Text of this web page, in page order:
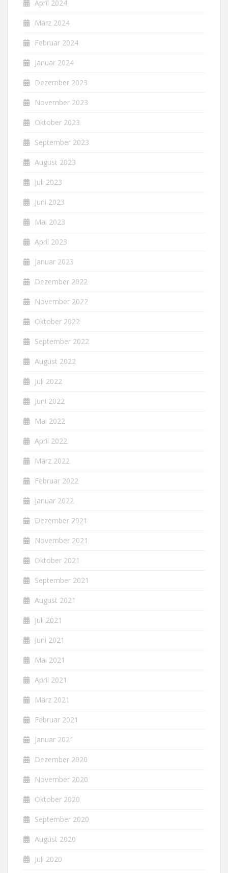
April 2024
März 2024
Februar 2024
Januar 2024
Dezember 2023
November 2023
Oktober 2023
September 2023
August 2023
Juli 2023
Juni 2023
Mai 2023
April 2023
Januar 2023
Dezember 2022
November 2022
Oktober 2022
September 2022
August 2022
Juli 2022
Juni 2022
Mai 2022
April 2022
März 2022
Februar 2022
Januar 2022
Dezember 2021
November 2021
Oktober 2021
September 2021
August 2021
Juli 2021
Juni 2021
Mai 2021
April 2021
März 2021
Februar 2021
Januar 2021
Dezember 2020
November 2020
Oktober 2020
September 2020
August 2020
Juli 2020